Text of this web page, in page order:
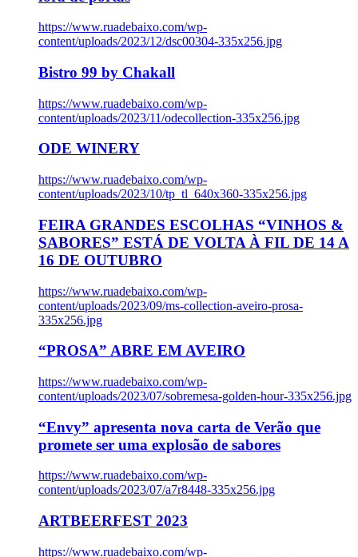
https://www.ruadebaixo.com/wp-
content/uploads/2023/12/dsc00304-335x256.jpg
Bistro 99 by Chakall
https://www.ruadebaixo.com/wp-
content/uploads/2023/11/odecollection-335x256.jpg
ODE WINERY
https://www.ruadebaixo.com/wp-
content/uploads/2023/10/tp_tl_640x360-335x256.jpg
FEIRA GRANDES ESCOLHAS “VINHOS &
SABORES” ESTÁ DE VOLTA À FIL DE 14 A
16 DE OUTUBRO
https://www.ruadebaixo.com/wp-
content/uploads/2023/09/ms-collection-aveiro-prosa-
335x256.jpg
“PROSA” ABRE EM AVEIRO
https://www.ruadebaixo.com/wp-
content/uploads/2023/07/sobremesa-golden-hour-335x256.jpg
“Envy” apresenta nova carta de Verão que
promete ser uma explosão de sabores
https://www.ruadebaixo.com/wp-
content/uploads/2023/07/a7r8448-335x256.jpg
ARTBEERFEST 2023
https://www.ruadebaixo.com/wp-